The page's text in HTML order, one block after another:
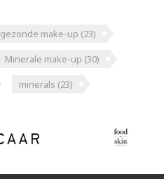
gezonde make-up (23)
Minerale make-up (30)
minerals (23)